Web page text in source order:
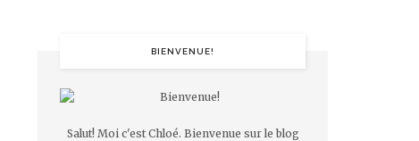
BIENVENUE!
Salut! Moi c'est Chloé. Bienvenue sur le blog